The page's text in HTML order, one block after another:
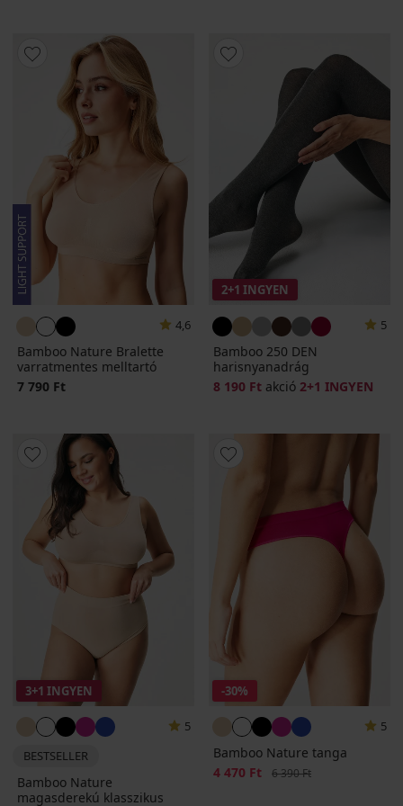
4,6
Bamboo Nature Bralette
varratmentes melltartó
7 790 Ft
2+1 INGYEN
5
Bamboo 250 DEN
harisnyanadrág
8 190 Ft akció 2+1 INGYEN
3+1 INGYEN
5
BESTSELLER
Bamboo Nature
magasderekú klasszikus
-30%
5
Bamboo Nature tanga
Kedvezmény
4 470 Ft Eredeti ár
6 390 Ft